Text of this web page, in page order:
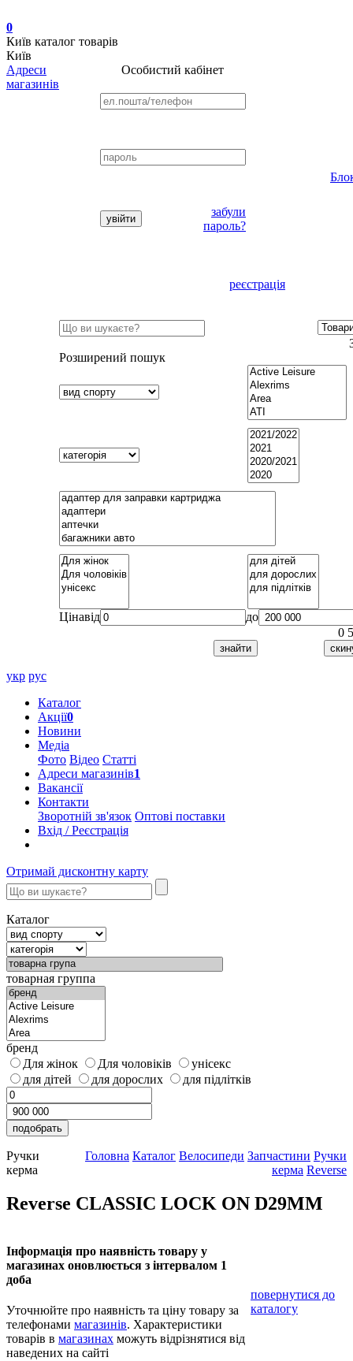
0
Київ каталог товарів
Київ
Адреси
магазинів
Особистий кабінет
забули
пароль?
реєстрація
Розширений пошук
Цінавід
до
0
укр рус
Каталог
Акції0
Новини
Медіа
Фото Відео Статті
Адреси магазинів1
Вакансії
Контакти
Зворотній зв'язок Оптові поставки
Вхід / Реєстрація
Отримай дисконтну карту
Каталог
товарная группа
бренд
Для жінок
Для чоловіків
унісекс
для дітей
для дорослих для підлітків
Ручки
керма
Головна Каталог Велосипеди Запчастини Ручки
керма Reverse
Reverse CLASSIC LOCK ON D29MM
Інформація про наявність товару у
магазинах оновлюється з інтервалом 1
доба
Уточнюйте про наявність та ціну товару за
телефонами магазинів. Характеристики
товарів в магазинах можуть відрізнятися від
наведених на сайті
повернутися до
каталогу